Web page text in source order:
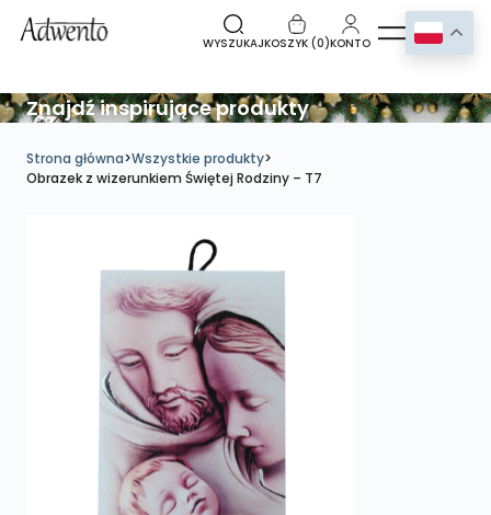
WYSZUKAJKOSZYK (0)KONTO
Znajdź inspirujące produkty
Strona główna>Wszystkie produkty>
Obrazek z wizerunkiem Świętej Rodziny – T7